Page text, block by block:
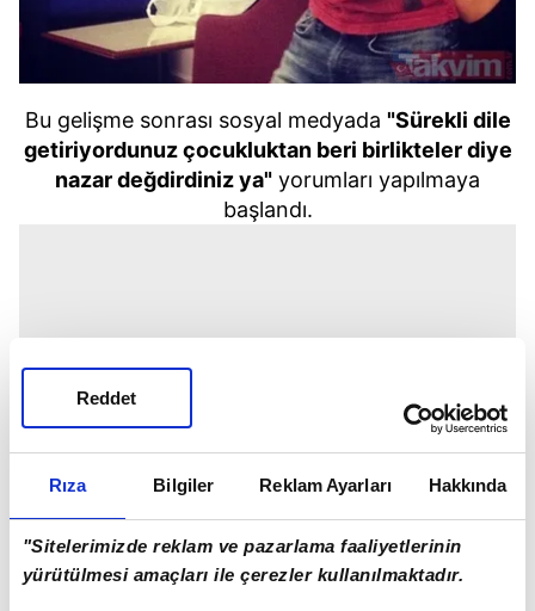
Rıza Bilgiler Reklam Ayarları Hakkında
"Sitelerimizde reklam ve pazarlama faaliyetlerinin
yürütülmesi amaçları ile çerezler kullanılmaktadır.
Reddet
Bu gelişme sonrası sosyal medyada "Sürekli dile
getiriyordunuz çocukluktan beri birlikteler diye
nazar değdirdiniz ya" yorumları yapılmaya
başlandı.